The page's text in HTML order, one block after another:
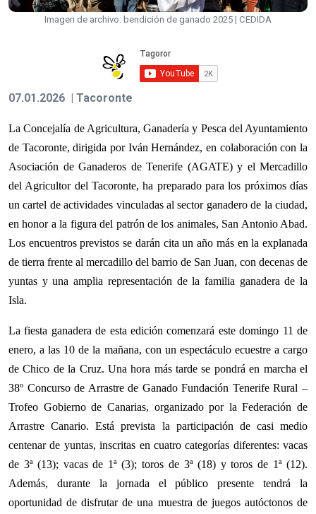
Imagen de archivo: bendición de ganado 2025 | CEDIDA
07.01.2026 | Tacoronte
La Concejalía de Agricultura, Ganadería y Pesca del Ayuntamiento
de Tacoronte, dirigida por Iván Hernández, en colaboración con la
Asociación de Ganaderos de Tenerife (AGATE) y el Mercadillo
del Agricultor del Tacoronte, ha preparado para los próximos días
un cartel de actividades vinculadas al sector ganadero de la ciudad,
en honor a la figura del patrón de los animales, San Antonio Abad.
Los encuentros previstos se darán cita un año más en la explanada
de tierra frente al mercadillo del barrio de San Juan, con decenas de
yuntas y una amplia representación de la familia ganadera de la
Isla.
La fiesta ganadera de esta edición comenzará este domingo 11 de
enero, a las 10 de la mañana, con un espectáculo ecuestre a cargo
de Chico de la Cruz. Una hora más tarde se pondrá en marcha el
38º Concurso de Arrastre de Ganado Fundación Tenerife Rural –
Trofeo Gobierno de Canarias, organizado por la Federación de
Arrastre Canario. Está prevista la participación de casi medio
centenar de yuntas, inscritas en cuatro categorías diferentes: vacas
de 3ª (13); vacas de 1ª (3); toros de 3ª (18) y toros de 1ª (12).
Además, durante la jornada el público presente tendrá la
oportunidad de disfrutar de una muestra de juegos autóctonos de